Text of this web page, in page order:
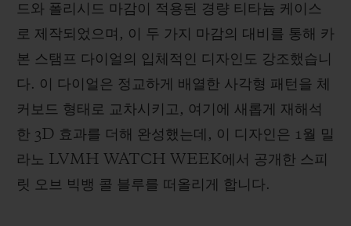
드와 폴리시드 마감이 적용된 경량 티타늄 케이스
로 제작되었으며, 이 두 가지 마감의 대비를 통해 카
본 스탬프 다이얼의 입체적인 디자인도 강조했습니
다. 이 다이얼은 정교하게 배열한 사각형 패턴을 체
커보드 형태로 교차시키고, 여기에 새롭게 재해석
한 3D 효과를 더해 완성했는데, 이 디자인은 1월 밀
라노 LVMH WATCH WEEK에서 공개한 스피
릿 오브 빅뱅 콜 블루를 떠올리게 합니다.